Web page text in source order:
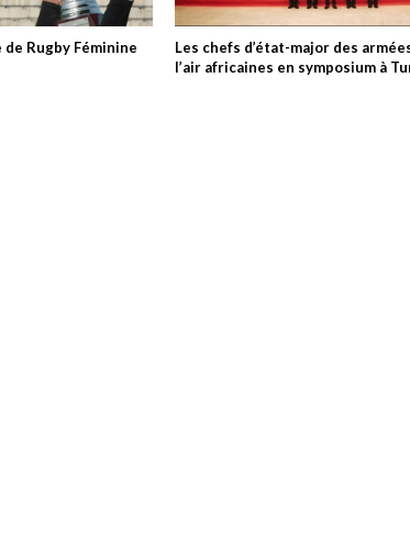
Rugby Féminine
Les chefs d’état-major des
l’air africaines en symposium à